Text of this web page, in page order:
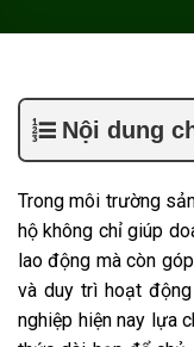
Nội dung
Trong môi trường
hộ không chỉ giúp
lao động mà còn
và duy trì hoạt
nghiệp hiện nay lựa